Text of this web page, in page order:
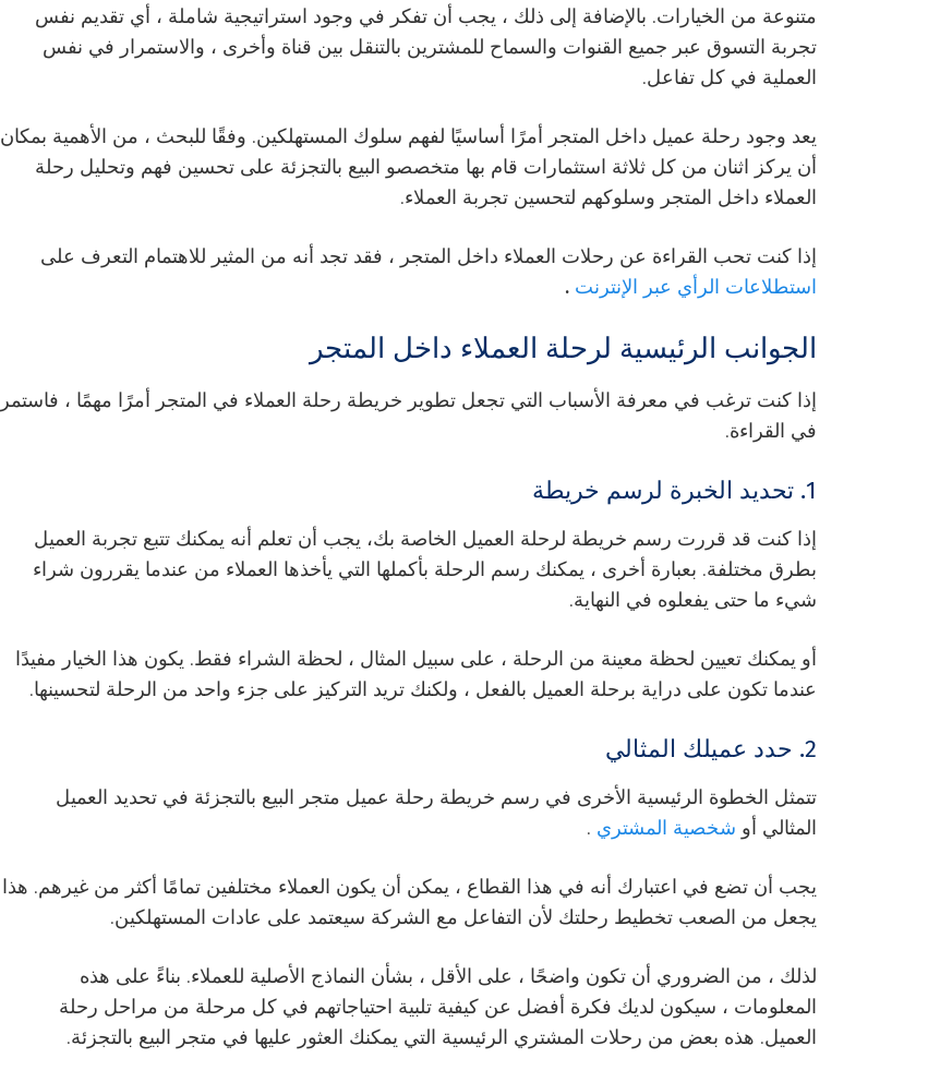
متنوعة من الخيارات. بالإضافة إلى ذلك ، يجب أن تفكر في وجود استراتيجية شاملة ، أي تقديم نفس
تجربة التسوق عبر جميع القنوات والسماح للمشترين بالتنقل بين قناة وأخرى ، والاستمرار في نفس
العملية في كل تفاعل.
يعد وجود رحلة عميل داخل المتجر أمرًا أساسيًا لفهم سلوك المستهلكين. وفقًا للبحث ، من الأهمية بمكان
أن يركز اثنان من كل ثلاثة استثمارات قام بها متخصصو البيع بالتجزئة على تحسين فهم وتحليل رحلة
العملاء داخل المتجر وسلوكهم لتحسين تجربة العملاء.
إذا كنت تحب القراءة عن رحلات العملاء داخل المتجر ، فقد تجد أنه من المثير للاهتمام التعرف على
استطلاعات الرأي عبر الإنترنت .
الجوانب الرئيسية لرحلة العملاء داخل المتجر
إذا كنت ترغب في معرفة الأسباب التي تجعل تطوير خريطة رحلة العملاء في المتجر أمرًا مهمًا ، فاستمر
في القراءة.
1. تحديد الخبرة لرسم خريطة
إذا كنت قد قررت رسم خريطة لرحلة العميل الخاصة بك، يجب أن تعلم أنه يمكنك تتبع تجربة العميل
بطرق مختلفة. بعبارة أخرى ، يمكنك رسم الرحلة بأكملها التي يأخذها العملاء من عندما يقررون شراء
شيء ما حتى يفعلوه في النهاية.
أو يمكنك تعيين لحظة معينة من الرحلة ، على سبيل المثال ، لحظة الشراء فقط. يكون هذا الخيار مفيدًا
عندما تكون على دراية برحلة العميل بالفعل ، ولكنك تريد التركيز على جزء واحد من الرحلة لتحسينها.
2. حدد عميلك المثالي
تتمثل الخطوة الرئيسية الأخرى في رسم خريطة رحلة عميل متجر البيع بالتجزئة في تحديد العميل
المثالي أو شخصية المشتري .
يجب أن تضع في اعتبارك أنه في هذا القطاع ، يمكن أن يكون العملاء مختلفين تمامًا أكثر من غيرهم. هذا
يجعل من الصعب تخطيط رحلتك لأن التفاعل مع الشركة سيعتمد على عادات المستهلكين.
لذلك ، من الضروري أن تكون واضحًا ، على الأقل ، بشأن النماذج الأصلية للعملاء. بناءً على هذه
المعلومات ، سيكون لديك فكرة أفضل عن كيفية تلبية احتياجاتهم في كل مرحلة من مراحل رحلة
العميل. هذه بعض من رحلات المشتري الرئيسية التي يمكنك العثور عليها في متجر البيع بالتجزئة.